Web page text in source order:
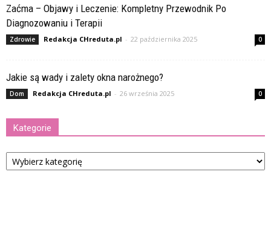
Zaćma – Objawy i Leczenie: Kompletny Przewodnik Po
Diagnozowaniu i Terapii
Zdrowie Redakcja CHreduta.pl - 22 października 2025 0
Jakie są wady i zalety okna narożnego?
Dom Redakcja CHreduta.pl - 26 września 2025 0
Kategorie
Kategorie